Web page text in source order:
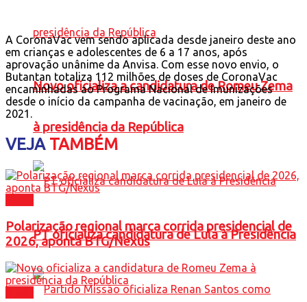
Novo oficializa a candidatura de Romeu Zema
à presidência da República
PT oficializa candidatura de Lula à Presidência
A CoronaVac vem sendo aplicada desde janeiro deste ano
em crianças e adolescentes de 6 a 17 anos, após
aprovação unânime da Anvisa. Com esse novo envio, o
Butantan totaliza 112 milhões de doses de CoronaVac
encaminhadas ao Programa Nacional de Imunizações
desde o início da campanha de vacinação, em janeiro de
2021.
VEJATAMBÉM
Polarização regional marca corrida presidencial de
2026, aponta BTG/Nexus